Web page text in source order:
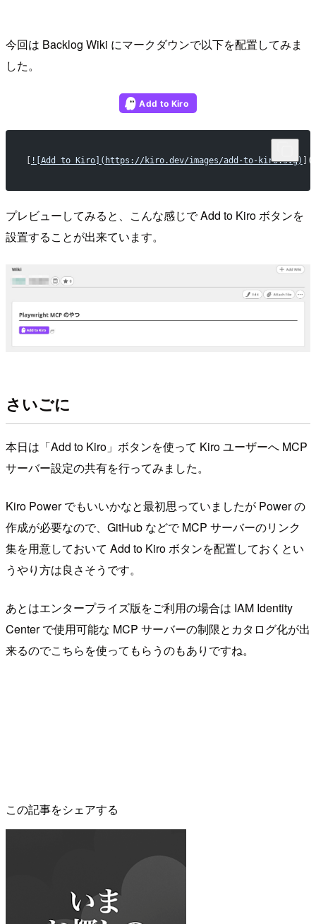
今回は Backlog Wiki にマークダウンで以下を配置してみま
した。
[ ![Add to Kiro](https://kiro.dev/images/add-to-kiro.svg) ](
プレビューしてみると、こんな感じで Add to Kiro ボタンを
設置することが出来ています。
さいごに
本日は「Add to Kiro」ボタンを使って Kiro ユーザーへ MCP
サーバー設定の共有を行ってみました。
Kiro Power でもいいかなと最初思っていましたが Power の
作成が必要なので、GitHub などで MCP サーバーのリンク
集を用意しておいて Add to Kiro ボタンを配置しておくとい
うやり方は良さそうです。
あとはエンタープライズ版をご利用の場合は IAM Identity
Center で使用可能な MCP サーバーの制限とカタログ化が出
来るのでこちらを使ってもらうのもありですね。
この記事をシェアする